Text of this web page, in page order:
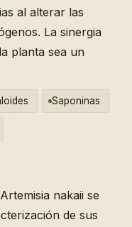
al alterar las
La sinergia
planta sea un
Saponinas
nakaii se
de sus